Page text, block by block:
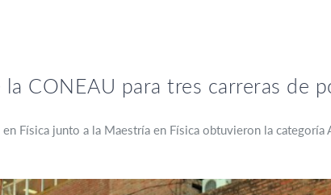
CONEAU para tres carreras de
Física junto a la Maestría en Física obtuvieron la categoría